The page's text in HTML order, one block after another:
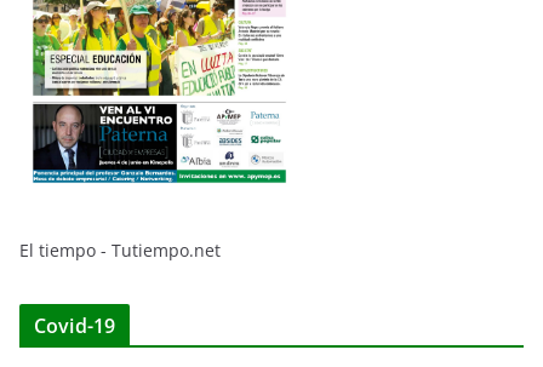
El tiempo - Tutiempo.net
Covid-19